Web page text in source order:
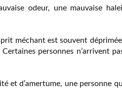
odeur, une mauvaise
méchant est souvent
personnes n’arrivent
et d’amertume, une personne